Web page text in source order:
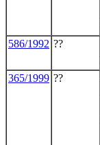
586/1992 ??
365/1999 ??